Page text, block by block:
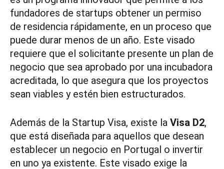
fundadores de startups obtener un permiso
de residencia rápidamente, en un proceso que
puede durar menos de un año. Este visado
requiere que el solicitante presente un plan de
negocio que sea aprobado por una incubadora
acreditada, lo que asegura que los proyectos
sean viables y estén bien estructurados.
Además de la Startup Visa, existe la Visa D2,
que está diseñada para aquellos que desean
establecer un negocio en Portugal o invertir
en uno ya existente. Este visado exige la